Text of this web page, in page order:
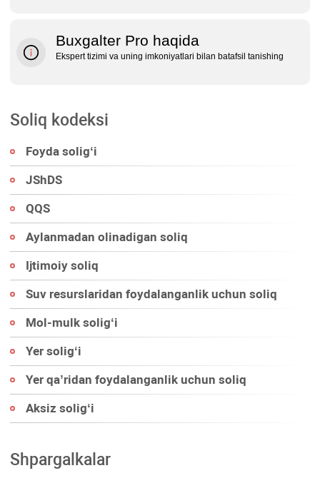
Buxgalter Pro haqida
Ekspert tizimi va uning imkoniyatlari bilan batafsil tanishing
Soliq kodeksi
Foyda soligʻi
JShDS
QQS
Aylanmadan olinadigan soliq
Ijtimoiy soliq
Suv resurslaridan foydalanganlik uchun soliq
Mol-mulk soligʻi
Yer soligʻi
Yer qa’ridan foydalanganlik uchun soliq
Aksiz soligʻi
Shpargalkalar